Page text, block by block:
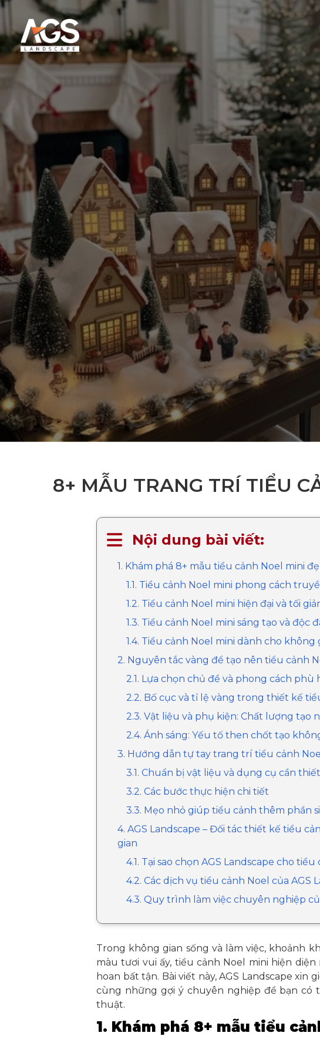
8+ MẪU TRANG TRÍ TIỂU
Nội dung bài viết:
1. Khám phá 8+ mẫu tiểu cảnh Noel mini
1.1. Tiểu cảnh Noel mini phong cách
1.2. Tiểu cảnh Noel mini hiện đại và tối
1.3. Tiểu cảnh Noel mini sáng tạo và độc
1.4. Tiểu cảnh Noel mini dành cho không
2. Nguyên tắc vàng để tạo nên tiểu cảnh
2.1. Lựa chọn chủ đề và phong cách phù
2.2. Bố cục và tỉ lệ vàng trong thiết kế
2.3. Vật liệu và phụ kiện: Chất lượng tạo
2.4. Ánh sáng: Yếu tố then chốt tạo
3. Hướng dẫn tự tay trang trí tiểu cảnh
3.1. Chuẩn bị vật liệu và dụng cụ cần thiết
3.2. Các bước thực hiện chi tiết
3.3. Mẹo nhỏ giúp tiểu cảnh thêm phần
4. AGS Landscape – Đối tác thiết kế tiểu
gian
4.1. Tại sao chọn AGS Landscape cho
4.2. Các dịch vụ tiểu cảnh Noel của AGS
4.3. Quy trình làm việc chuyên nghiệp
Trong không gian sống và làm việc, khoảnh
màu tươi vui ấy, tiểu cảnh Noel mini hiện
hoan bất tận. Bài viết này, AGS Landscape xin
cùng những gợi ý chuyên nghiệp để bạn có
thuật.
1. Khám phá 8+ mẫu tiểu